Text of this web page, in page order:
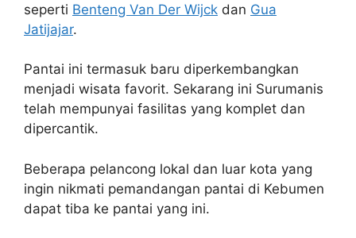
seperti Benteng Van Der Wijck dan Gua
Jatijajar.
Pantai ini termasuk baru diperkembangkan
menjadi wisata favorit. Sekarang ini Surumanis
telah mempunyai fasilitas yang komplet dan
dipercantik.
Beberapa pelancong lokal dan luar kota yang
ingin nikmati pemandangan pantai di Kebumen
dapat tiba ke pantai yang ini.